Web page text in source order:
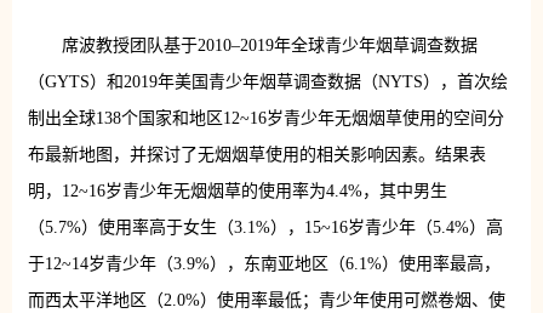
席波教授团队基于2010–2019年全球青少年烟草调查数据
（GYTS）和2019年美国青少年烟草调查数据（NYTS），首次绘
制出全球138个国家和地区12~16岁青少年无烟烟草使用的空间分
布最新地图，并探讨了无烟烟草使用的相关影响因素。结果表
明，12~16岁青少年无烟烟草的使用率为4.4%，其中男生
（5.7%）使用率高于女生（3.1%），15~16岁青少年（5.4%）高
于12~14岁青少年（3.9%），东南亚地区（6.1%）使用率最高，
而西太平洋地区（2.0%）使用率最低；青少年使用可燃卷烟、使